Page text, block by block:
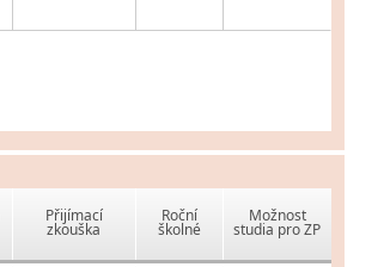
Přijímací
zkouška
Roční
školné
Možnost
studia pro ZP